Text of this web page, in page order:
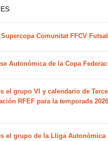
Comunitat FFCV Futsal
Autonómica de la Copa
el grupo VI y calendario de
RFEF para la temporada
el grupo de la Lliga Autonòmica